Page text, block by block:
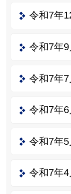
令和7年
令和7年
令和7年
令和7年
令和7年
令和7年